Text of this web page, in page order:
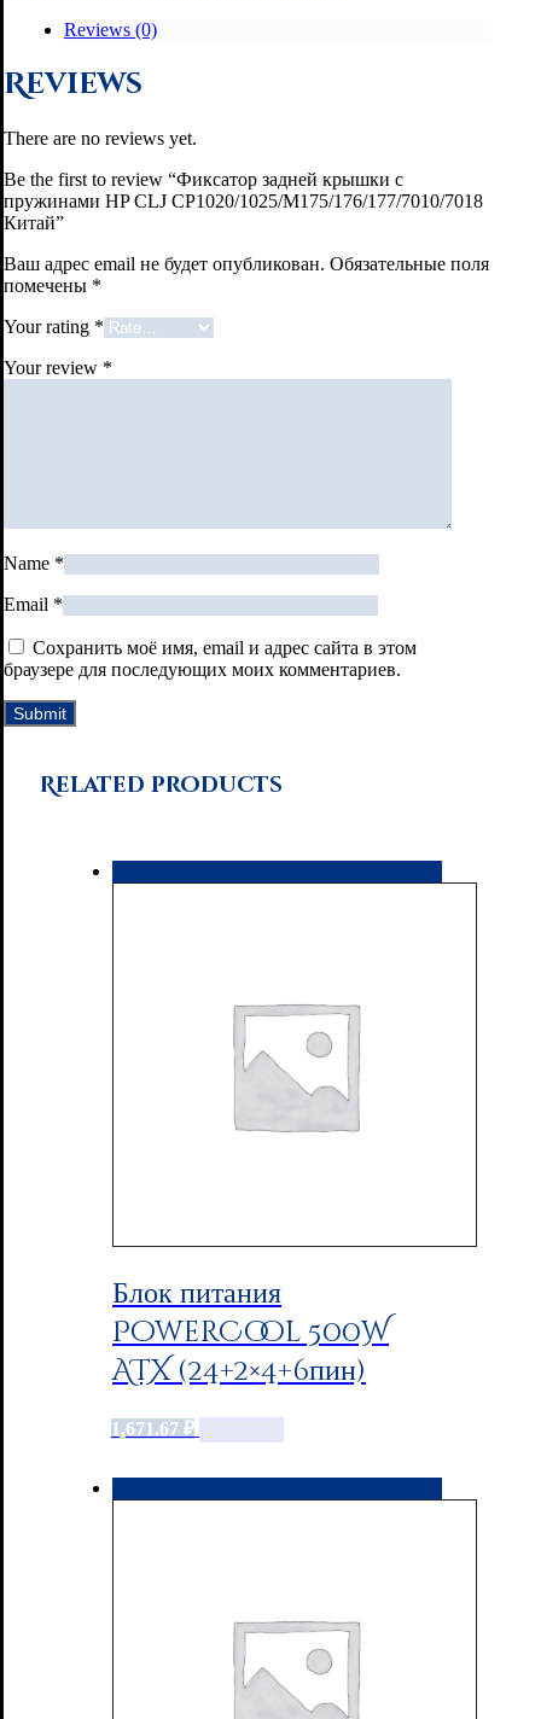
Reviews (0)
Reviews
There are no reviews yet.
Be the first to review “Фиксатор задней крышки с
пружинами HP СLJ CP1020/1025/M175/176/177/7010/7018
Китай”
Ваш адрес email не будет опубликован. Обязательные поля
помечены *
Your rating *
Your review *
Name *
Email *
Сохранить моё имя, email и адрес сайта в этом
браузере для последующих моих комментариев.
Related products
Блок питания
PowerCool 500W
ATX (24+2×4+6пин)
1,671.67 ₽